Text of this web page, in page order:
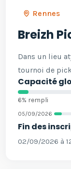
Rennes
Breizh
Dans un lieu
tournoi de
Capacité
6% rempli
05/09/2026
Fin des
02/09/2026 à